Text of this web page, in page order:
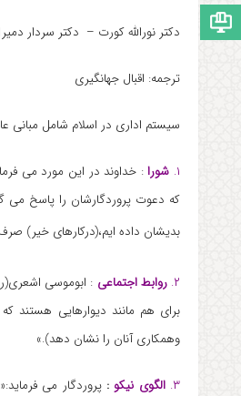
دکتر نورالله کورت – دکتر سردار
ترجمه: اقبال جهانگیری
سیستم اداری در اسلام شامل مبانی
۱. شورا
که دعوت پروردگارشان را پاسخ می
بدیشان داده ایم،(درکارهای خیر)
۲. روابط اجتماعی : ابوموسی
برای هم مانند دیوارهایی هستند
وهمکاری آنان را نشان دهد).»
۳. الگوی نیکو :